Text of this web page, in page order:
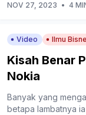
NOV 27, 2023 • 4
Video Ilmu
Kisah Benar
Nokia
Banyak yang
betapa lambatnya